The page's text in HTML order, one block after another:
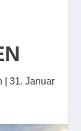
|31. Januar